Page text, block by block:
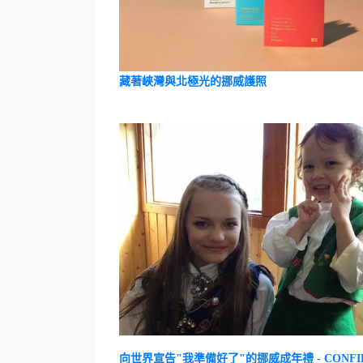
藏著峽灣與北極光的挪威護照
向世界宣告"我準備好了"的挪威成年禮 -